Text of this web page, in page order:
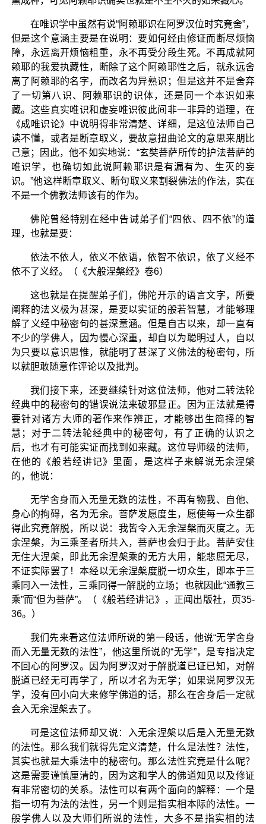
在唯识学中虽然有说“阿赖耶识在阿罗汉位时究竟舍”，
但是这个意涵主要是在说明：要如何经由修证而断尽烦恼
障，永远离开烦恼粗重，永不再受分段生死。不再成就阿
赖耶的我爱执藏性，断除了这个阿赖耶性之后，就永远舍
离了阿赖耶的名字，而改名为异熟识；但是这并不是舍弃
了一切第八识、阿赖耶识的识体，还是同一个本识如来
藏。这些真实唯识和虚妄唯识彼此间非一非异的道理，在
《成唯识论》中说明得非常清楚、详细，是这位法师自己
读不懂，或者是断章取义，要故意扭曲论文的意思来朋比
己意；因此，他不如实地说：“玄奘菩萨所传的护法菩萨的
唯识学，也确切如此说阿赖耶识是有漏有为、生灭的妄
识。”他这样断章取义、断句取义来割裂佛法的作法，实在
不是一个佛教法师该有的作为。
佛陀曾经特别在经中告诫弟子们“四依、四不依”的道
理，也就是要：
依法不依人，依义不依语，依智不依识，依了义经不
依不了义经。（《大般涅槃经》卷6）
这也就是在提醒弟子们，佛陀开示的语言文字，所要
阐释的法义极为甚深，是要以实证的般若智慧，才能够理
解了义经中秘密句的甚深意涵。但是自古以来，却一直有
不少的学佛人，因为慢心深重，却自以为聪明过人，自以
为只要以意识思惟，就能明了甚深了义佛法的秘密句，所
以就胆敢随意作评论以及批判。
我们接下来，还要继续针对这位法师，他对二转法轮
经典中的秘密句的错误说法来破邪显正。因为正法就是得
要针对诸方大师的著作来作辨正，才能够出生简择的智
慧；对于二转法轮经典中的秘密句，有了正确的认识之
后，也才有可能实证而找到如来藏。这位导师级的法师，
在他的《般若经讲记》里面，是这样子来解说无余涅槃
的，他说：
无学舍身而入无量无数的法性，不再有物我、自他、
身心的拘碍，名为无余。菩萨发愿度生，愿使每一众生都
得此究竟解脱，所以说：我皆令入无余涅槃而灭度之。无
余涅槃，为三乘圣者所共入，菩萨也会归于此。菩萨安住
无住大涅槃，即此无余涅槃乘的无方大用，能悲愿无尽，
不证实际罢了！本经以无余涅槃度脱一切众生，即本于三
乘同入一法性，三乘同得一解脱的立场；也就因此“通教三
乘”而“但为菩萨”。（《般若经讲记》，正闻出版社，页35-
36。）
我们先来看这位法师所说的第一段话，他说“无学舍身
而入无量无数的法性”，他这里所说的“无学”，是专指决定
不回心的阿罗汉。因为阿罗汉对于解脱道已证已知，对解
脱道已经无可再学了，所以才名为无学；如果说阿罗汉无
学，没有回小向大来修学佛道的话，那么在舍身后一定就
会入无余涅槃去了。
可是这位法师却又说：入无余涅槃以后是入无量无数
的法性。那么我们就得先定义清楚，什么是法性？法性，
其实也就是大乘法中的秘密句。那么法性究竟是什么呢？
这是需要谨慎厘清的，因为这和学人的佛道知见以及修证
有非常密切的关系。法性可以有两个面向的解释：一个是
指一切有为法的法性，另一个则是指实相本际的法性。一
般学佛人以及大师们所说的法性，大多不是指实相的法